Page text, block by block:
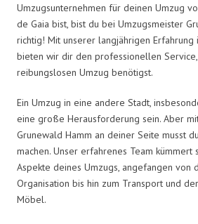
Umzugsunternehmen für deinen Umzug
de Gaia bist, bist du bei Umzugsmeister
richtig! Mit unserer langjährigen Erfahrung
bieten wir dir den professionellen
reibungslosen Umzug benötigst.
Ein Umzug in eine andere Stadt,
eine große Herausforderung sein. Aber
Grunewald Hamm an deiner Seite musst
machen. Unser erfahrenes Team kümmert
Aspekte deines Umzugs, angefangen von
Organisation bis hin zum Transport und
Möbel.